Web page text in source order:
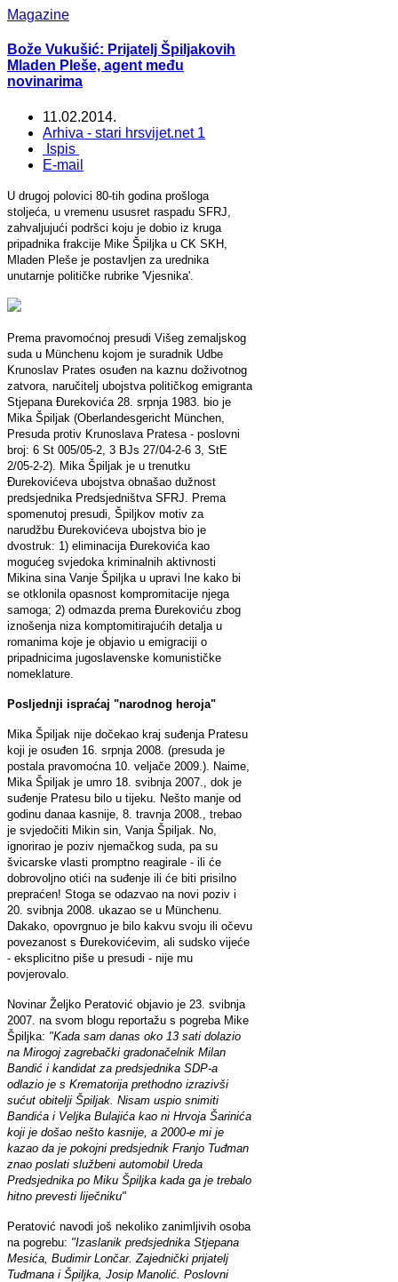
Magazine
Bože Vukušić: Prijatelj Špiljakovih
Mladen Pleše, agent među
novinarima
11.02.2014.
Arhiva - stari hrsvijet.net 1
Ispis
E-mail
U drugoj polovici 80-tih godina prošloga
stoljeća, u vremenu ususret raspadu SFRJ,
zahvaljujući podršci koju je dobio iz kruga
pripadnika frakcije Mike Špiljka u CK SKH,
Mladen Pleše je postavljen za urednika
unutarnje političke rubrike 'Vjesnika'.
Prema pravomoćnoj presudi Višeg zemaljskog
suda u Münchenu kojom je suradnik Udbe
Krunoslav Prates osuđen na kaznu doživotnog
zatvora, naručitelj ubojstva političkog emigranta
Stjepana Đurekovića 28. srpnja 1983. bio je
Mika Špiljak (Oberlandesgericht München,
Presuda protiv Krunoslava Pratesa - poslovni
broj: 6 St 005/05-2, 3 BJs 27/04-2-6 3, StE
2/05-2-2). Mika Špiljak je u trenutku
Đurekovićeva ubojstva obnašao dužnost
predsjednika Predsjedništva SFRJ. Prema
spomenutoj presudi, Špiljkov motiv za
narudžbu Đurekovićeva ubojstva bio je
dvostruk: 1) eliminacija Đurekovića kao
mogućeg svjedoka kriminalnih aktivnosti
Mikina sina Vanje Špiljka u upravi Ine kako bi
se otklonila opasnost kompromitacije njega
samoga; 2) odmazda prema Đurekoviću zbog
iznošenja niza komptomitirajućih detalja u
romanima koje je objavio u emigraciji o
pripadnicima jugoslavenske komunističke
nomeklature.
Posljednji ispraćaj "narodnog heroja"
Mika Špiljak nije dočekao kraj suđenja Pratesu
koji je osuđen 16. srpnja 2008. (presuda je
postala pravomoćna 10. veljače 2009.). Naime,
Mika Špiljak je umro 18. svibnja 2007., dok je
suđenje Pratesu bilo u tijeku. Nešto manje od
godinu danaa kasnije, 8. travnja 2008., trebao
je svjedočiti Mikin sin, Vanja Špiljak. No,
ignorirao je poziv njemačkog suda, pa su
švicarske vlasti promptno reagirale - ili će
dobrovoljno otići na suđenje ili će biti prisilno
prepraćen! Stoga se odazvao na novi poziv i
20. svibnja 2008. ukazao se u Münchenu.
Dakako, opovrgnuo je bilo kakvu svoju ili očevu
povezanost s Đurekovićevim, ali sudsko vijeće
- eksplicitno piše u presudi - nije mu
povjerovalo.
Novinar Željko Peratović objavio je 23. svibnja
2007. na svom blogu reportažu s pogreba Mike
Špiljka: "Kada sam danas oko 13 sati dolazio
na Mirogoj zagrebački gradonačelnik Milan
Bandić i kandidat za predsjednika SDP-a
odlazio je s Krematorija prethodno izrazivši
sućut obitelji Špiljak. Nisam uspio snimiti
Bandića i Veljka Bulajića kao ni Hrvoja Šarinića
koji je došao nešto kasnije, a 2000-e mi je
kazao da je pokojni predsjednik Franjo Tuđman
znao poslati službeni automobil Ureda
Predsjednika po Miku Špiljka kada ga je trebalo
hitno prevesti liječniku"
Peratović navodi još nekoliko zanimljivih osoba
na pogrebu: "Izaslanik predsjednika Stjepana
Mesića, Budimir Lončar. Zajednički prijatelj
Tuđmana i Špiljka, Josip Manolić. Poslovni